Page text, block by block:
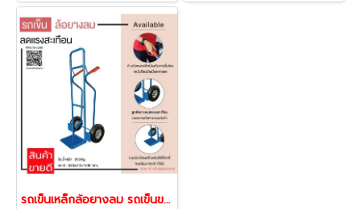
รถเข็นเหล็กล้อยางลม รถเข็นขนของ รถเข็นติดรถยนต์จัดส่ง รถเข็นขนของ รถเข็น2ล้อ Happy Move 43343